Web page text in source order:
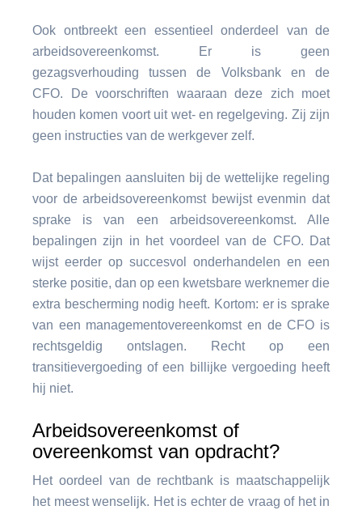
Ook ontbreekt een essentieel onderdeel van de
arbeidsovereenkomst. Er is geen
gezagsverhouding tussen de Volksbank en de
CFO. De voorschriften waaraan deze zich moet
houden komen voort uit wet- en regelgeving. Zij zijn
geen instructies van de werkgever zelf.
Dat bepalingen aansluiten bij de wettelijke regeling
voor de arbeidsovereenkomst bewijst evenmin dat
sprake is van een arbeidsovereenkomst. Alle
bepalingen zijn in het voordeel van de CFO. Dat
wijst eerder op succesvol onderhandelen en een
sterke positie, dan op een kwetsbare werknemer die
extra bescherming nodig heeft. Kortom: er is sprake
van een managementovereenkomst en de CFO is
rechtsgeldig ontslagen. Recht op een
transitievergoeding of een billijke vergoeding heeft
hij niet.
Arbeidsovereenkomst of
overeenkomst van opdracht?
Het oordeel van de rechtbank is maatschappelijk
het meest wenselijk. Het is echter de vraag of het in